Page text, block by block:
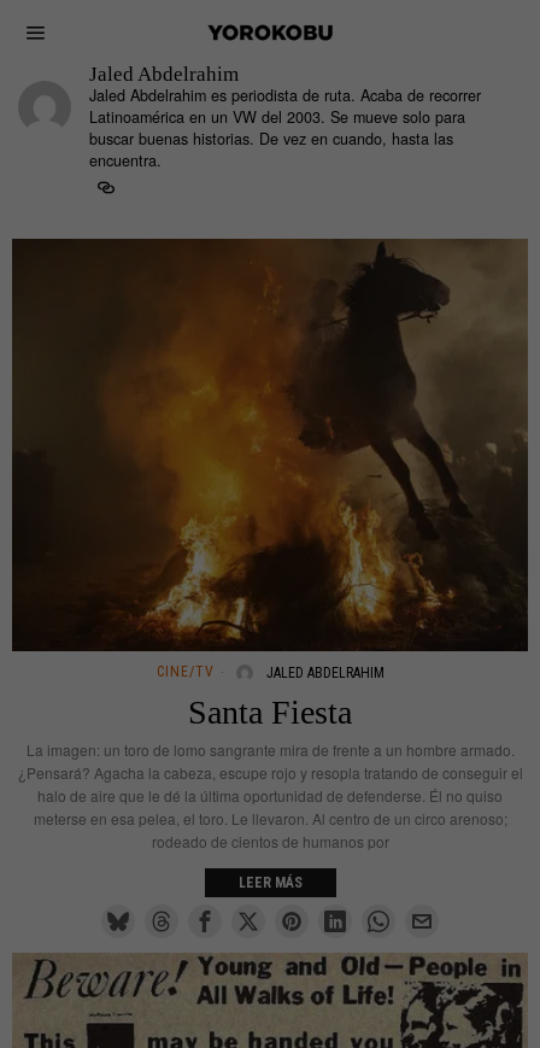
Jaled Abdelrahim
Jaled Abdelrahim es periodista de ruta. Acaba de recorrer
Latinoamérica en un VW del 2003. Se mueve solo para
buscar buenas historias. De vez en cuando, hasta las
encuentra.
CINE/TV JALED ABDELRAHIM
Santa Fiesta
La imagen: un toro de lomo sangrante mira de frente a un hombre armado.
¿Pensará? Agacha la cabeza, escupe rojo y resopla tratando de conseguir el
halo de aire que le dé la última oportunidad de defenderse. Él no quiso
meterse en esa pelea, el toro. Le llevaron. Al centro de un circo arenoso;
rodeado de cientos de humanos por
LEER MÁS